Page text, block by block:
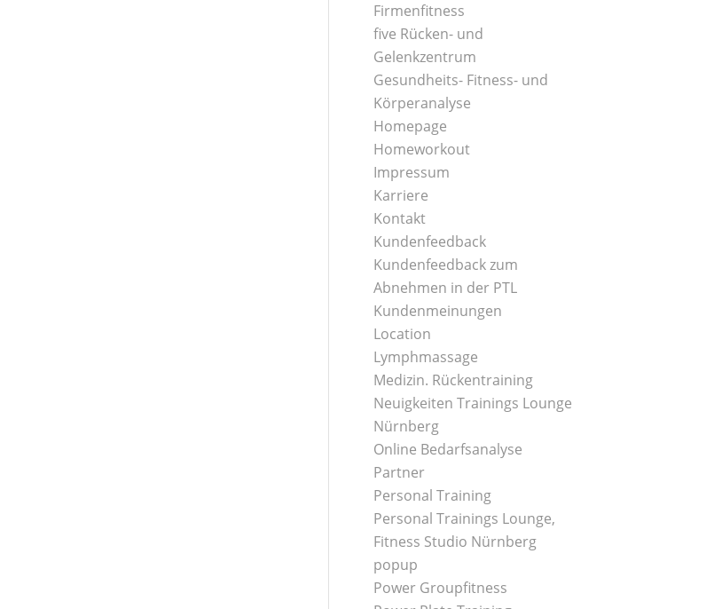
Firmenfitness
five Rücken- und
Gelenkzentrum
Gesundheits- Fitness- und
Körperanalyse
Homepage
Homeworkout
Impressum
Karriere
Kontakt
Kundenfeedback
Kundenfeedback zum
Abnehmen in der PTL
Kundenmeinungen
Location
Lymphmassage
Medizin. Rückentraining
Neuigkeiten Trainings Lounge
Nürnberg
Online Bedarfsanalyse
Partner
Personal Training
Personal Trainings Lounge,
Fitness Studio Nürnberg
popup
Power Groupfitness